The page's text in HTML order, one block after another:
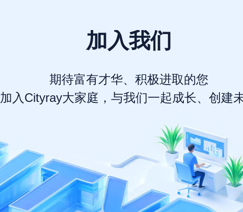
加入我们
期待富有才华、积极进取的您
加入Cityray大家庭，与我们一起成长、创建